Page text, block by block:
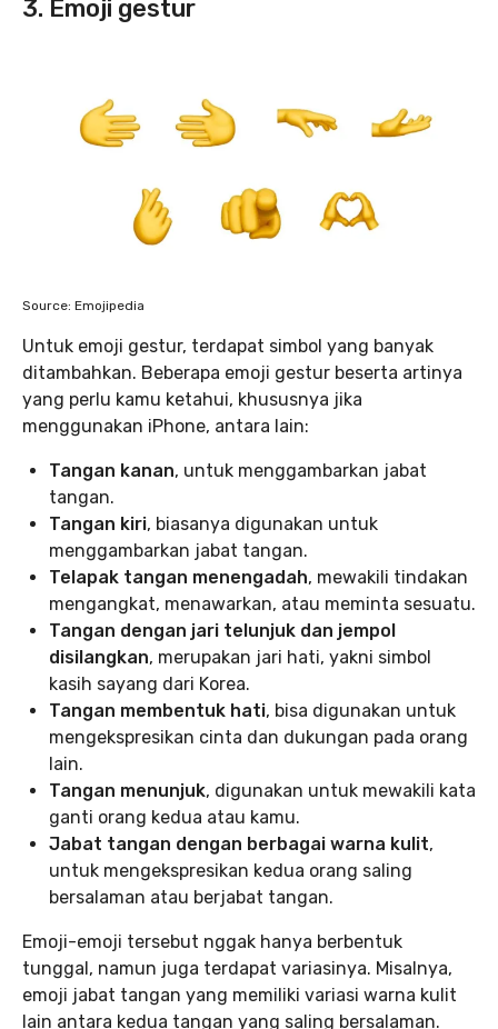
3. Emoji gestur
Source: Emojipedia
Untuk emoji gestur, terdapat simbol yang banyak
ditambahkan. Beberapa emoji gestur beserta artinya
yang perlu kamu ketahui, khususnya jika
menggunakan iPhone, antara lain:
Tangan kanan, untuk menggambarkan jabat
tangan.
Tangan kiri, biasanya digunakan untuk
menggambarkan jabat tangan.
Telapak tangan menengadah, mewakili tindakan
mengangkat, menawarkan, atau meminta sesuatu.
Tangan dengan jari telunjuk dan jempol
disilangkan, merupakan jari hati, yakni simbol
kasih sayang dari Korea.
Tangan membentuk hati, bisa digunakan untuk
mengekspresikan cinta dan dukungan pada orang
lain.
Tangan menunjuk, digunakan untuk mewakili kata
ganti orang kedua atau kamu.
Jabat tangan dengan berbagai warna kulit,
untuk mengekspresikan kedua orang saling
bersalaman atau berjabat tangan.
Emoji-emoji tersebut nggak hanya berbentuk
tunggal, namun juga terdapat variasinya. Misalnya,
emoji jabat tangan yang memiliki variasi warna kulit
lain antara kedua tangan yang saling bersalaman.